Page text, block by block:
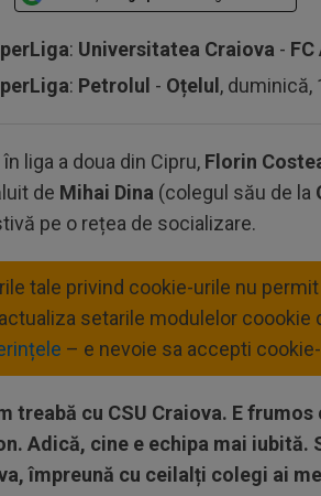
: Universitatea Craiova -
: Petrolul - Oțelul , duminică,
liga a doua din Cipru, Florin
de Mihai Dina (colegul său de la
pe o rețea de socializare.
tale privind cookie-urile nu
setarile modulelor coookie
– e nevoie sa accepti
treabă cu CSU Craiova. E
Adică, cine e echipa mai iubită.
împreună cu ceilalți colegi ai